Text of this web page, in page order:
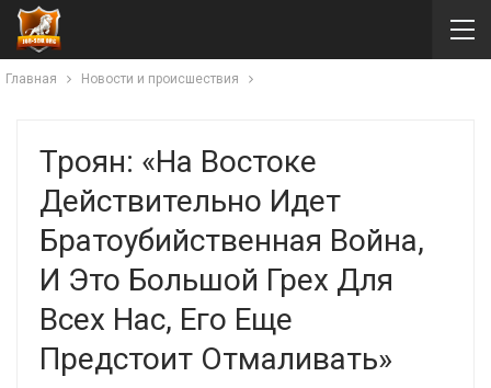
Главная Новости и происшествия
Троян: «На Востоке
Действительно Идет
Братоубийственная Война,
И Это Большой Грех Для
Всех Нас, Его Еще
Предстоит Отмаливать»